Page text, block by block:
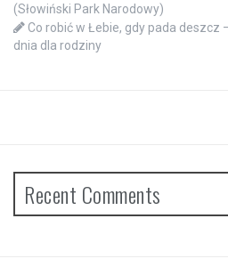
(Słowiński Park Narodowy)
Co robić w Łebie, gdy pada deszcz
dnia dla rodziny
Recent Comments